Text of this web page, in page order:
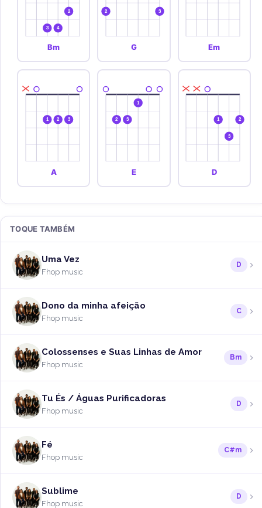
3 4
2
Bm
2 3
G Em
1 2 3
A
2 3
1
E
1
3
2
D
TOQUE TAMBÉM
Uma Vez
Fhop music
D
Dono da minha afeição
Fhop music
C
Colossenses e Suas Linhas de Amor
Fhop music
Bm
Tu És / Águas Purificadoras
Fhop music
D
Fé
Fhop music
C#m
Sublime
Fhop music
D